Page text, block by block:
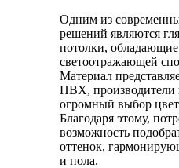
Одним из
решений являются
потолки,
светоотражающей
Материал
ПВХ, производители
огромный выбор
Благодаря этому,
возможность
оттенок,
и пола.